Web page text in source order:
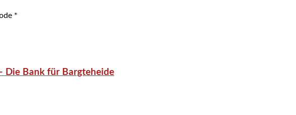
*
Die Bank für Bargteheide